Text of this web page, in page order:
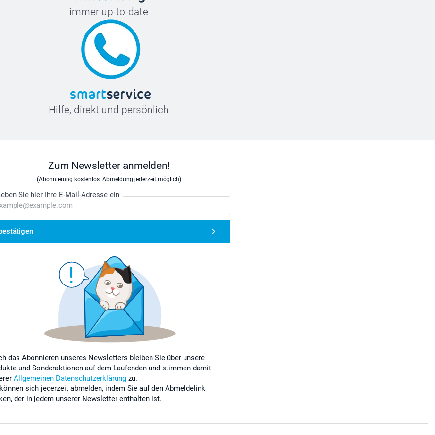
immer up-to-date
Hilfe, direkt und persönlich
Zum Newsletter anmelden!
(Abonnierung kostenlos. Abmeldung jederzeit möglich)
Sie hier Ihre E-Mail-Adresse ein
das Abonnieren unseres Newsletters bleiben Sie über unsere
und Sonderaktionen auf dem Laufenden und stimmen damit
Allgemeinen Datenschutzerklärung zu.
sich jederzeit abmelden, indem Sie auf den Abmeldelink
der in jedem unserer Newsletter enthalten ist.